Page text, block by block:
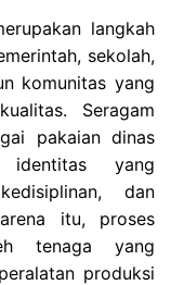
langkah
sekolah,
komunitas yang
Seragam
pakaian dinas
yang
dan
itu, proses
tenaga yang
produksi